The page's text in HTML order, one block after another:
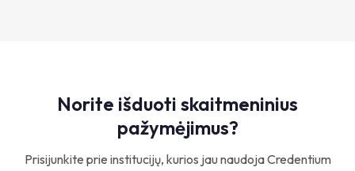
Norite išduoti skaitmeninius
pažymėjimus?
Prisijunkite prie institucijų, kurios jau naudoja Credentium